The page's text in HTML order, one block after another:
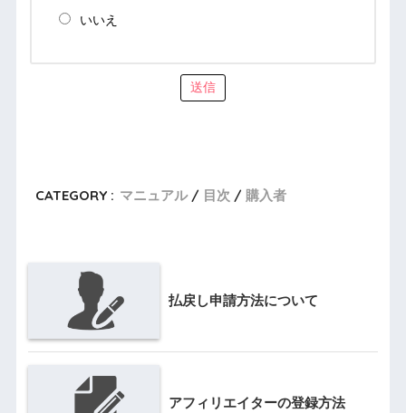
いいえ
送信
CATEGORY : マニュアル 目次 購入者
払戻し申請方法について
アフィリエイターの登録方法